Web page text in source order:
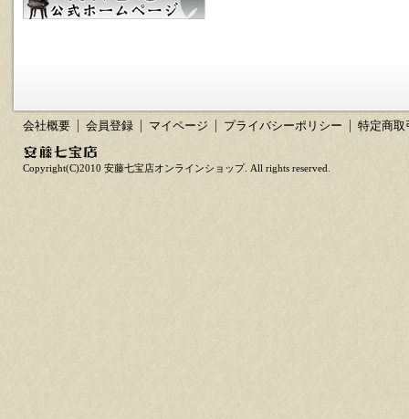
会社概要 会員登録 マイページ プライバシーポリシー 特定商取
Copyright(C)2010 安藤七宝店オンラインショップ. All rights reserved.